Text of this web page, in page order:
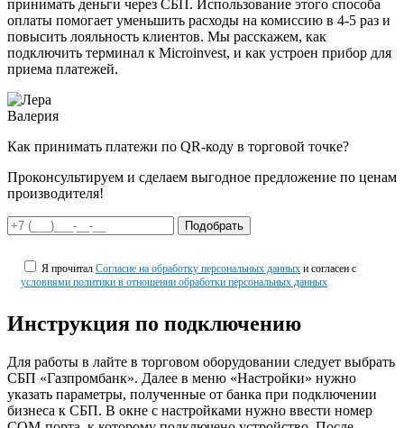
принимать деньги через СБП. Использование этого способа
оплаты помогает уменьшить расходы на комиссию в 4-5 раз и
повысить лояльность клиентов. Мы расскажем, как
подключить терминал к Microinvest, и как устроен прибор для
приема платежей.
Валерия
Как принимать платежи по QR-коду в торговой точке?
Проконсультируем и сделаем выгодное предложение по ценам
производителя!
Подобрать
Я прочитал Согласие на обработку персональных данных и согласен с
условиями политики в отношении обработки персональных данных
Инструкция по подключению
Для работы в лайте в торговом оборудовании следует выбрать
СБП «Газпромбанк». Далее в меню «Настройки» нужно
указать параметры, полученные от банка при подключении
бизнеса к СБП. В окне с настройками нужно ввести номер